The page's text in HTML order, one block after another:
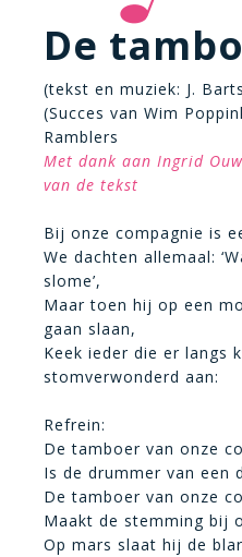
De
(tekst en muziek: J.
(Succes van Wim
Ramblers
Met dank aan Ingrid
van de tekst
Bij onze compagnie is
We dachten allemaal:
slome’,
Maar toen hij op een
gaan slaan,
Keek ieder die er langs
stomverwonderd aan:
Refrein:
De tamboer van onze
Is de drummer van een
De tamboer van onze
Maakt de stemming bij
Op mars slaat hij de